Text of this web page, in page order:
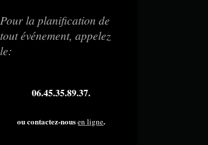
Pour la planification de
tout événement, appelez
le:
06.45.35.89.37.
ou contactez-nousen ligne.